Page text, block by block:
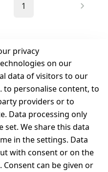
1
privacy
on our
data of visitors to our
to personalise content, to
providers or to
Data processing only
set. We share this data
in the settings. Data
with consent or on the
can be given or